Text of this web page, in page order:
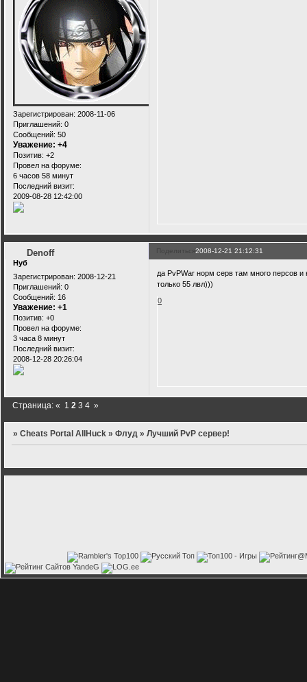
Зарегистрирован: 2008-11-06
Приглашений: 0
Сообщений: 50
Уважение: +4
Позитив: +2
Провел на форуме:
6 часов 58 минут
Последний визит:
2009-08-28 12:42:00
Поделиться2008-12-21 21:12:31
Denoff
Нуб
Зарегистрирован: 2008-12-21
Приглашений: 0
Сообщений: 16
Уважение: +1
Позитив: +0
Провел на форуме:
3 часа 8 минут
Последний визит:
2008-12-28 20:26:04
да PvPWar норм серв там много персов
только 55 лвл)))
0
Страница:« 1 2 3 4 »
»Cheats Portal AllHuck »Флуд »Лучший PvP сервер!